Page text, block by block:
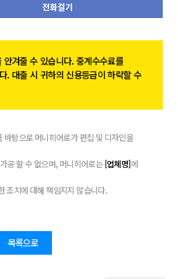
전화걸기
겨줄 수 있습니다. 중계수수료를
. 대출 시 귀하의 신용등급이 하락할 수
바탕으로 머니히어로가 편집 및 디자인을
공 할 수 없으며, 머니히어로는[업체명]에
조치에 대해 책임지지 않습니다.
목록으로